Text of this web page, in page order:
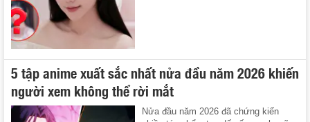
5 tập anime xuất sắc nhất nửa đầu năm 2026 khiến
người xem không thể rời mắt
Nửa đầu năm 2026 đã chứng kiến